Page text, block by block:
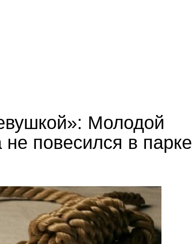
Молодой
не повесился в парке